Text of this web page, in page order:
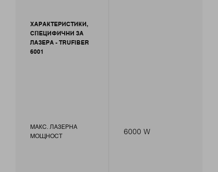
ХАРАКТЕРИСТИКИ,
СПЕЦИФИЧНИ ЗА
ЛАЗЕРА - TRUFIBER
6001
МАКС. ЛАЗЕРНА
МОЩНОСТ
6000 W